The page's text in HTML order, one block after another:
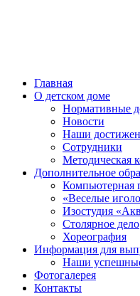
Главная
О детском доме
Нормативные
Новости
Наши
Сотрудники
Методическая
Дополнительное
Компьютерная
«Веселые
Изостудия
Столярное дело
Хореография
Информация для
Наши
Фотогалерея
Контакты